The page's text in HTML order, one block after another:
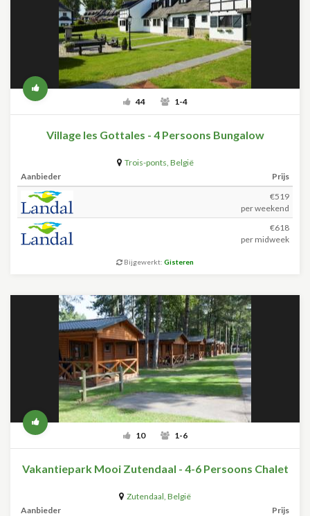
44 1-4
Village les Gottales - 4 Persoons Bungalow
Trois-ponts, België
Aanbieder
Prijs
€519
per weekend
€618
per midweek
Bijgewerkt: Gisteren
10 1-6
Vakantiepark Mooi Zutendaal - 4-6 Persoons Chalet
Zutendaal, België
Aanbieder
Prijs